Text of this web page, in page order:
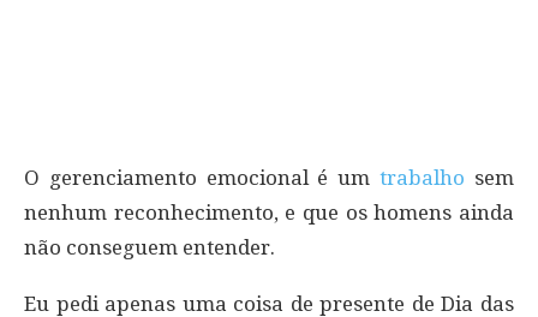
O gerenciamento emocional é umtrabalho sem
nenhum reconhecimento, e que os homens ainda
não conseguem entender.
Eu pedi apenas uma coisa de presente de Dia das